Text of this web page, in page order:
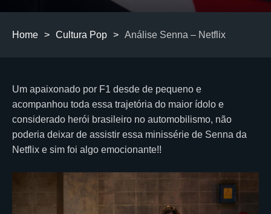
Home > Cultura Pop > Análise Senna – Netflix
Um apaixonado por F1 desde de pequeno e
acompanhou toda essa trajetória do maior ídolo e
considerado herói brasileiro no automobilismo, não
poderia deixar de assistir essa minissérie de Senna da
Netflix e sim foi algo emocionante!!